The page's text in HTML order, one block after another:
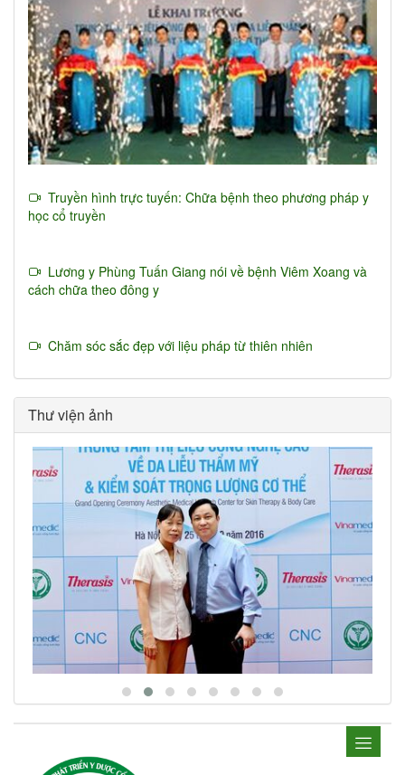
Truyền hình trực tuyến: Chữa bệnh theo phương pháp y
học cổ truyền
Lương y Phùng Tuấn Giang nói về bệnh Viêm Xoang và
cách chữa theo đông y
Chăm sóc sắc đẹp với liệu pháp từ thiên nhiên
Thư viện ảnh